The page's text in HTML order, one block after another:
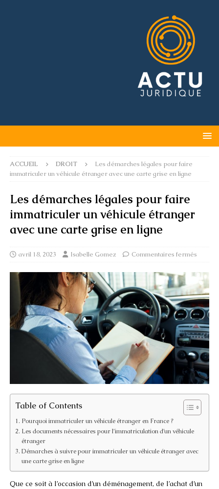
ACCUEIL DROIT
Les démarches légales pour faire
immatriculer un véhicule étranger avec une carte grise en ligne
Les démarches légales pour faire
immatriculer un véhicule étranger
avec une carte grise en ligne
avril 18, 2023 Isabelle Gomez Commentaires fermés
Table of Contents
Pourquoi immatriculer un véhicule étranger en France ?
Les documents nécessaires pour l’immatriculation d’un véhicule
étranger
Démarches à suivre pour immatriculer un véhicule étranger avec
une carte grise en ligne
Que ce soit à l’occasion d’un déménagement, de l’achat d’un